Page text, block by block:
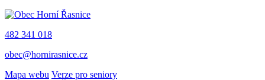
482 341 018
obec@hornirasnice.cz
Mapa webu Verze pro seniory